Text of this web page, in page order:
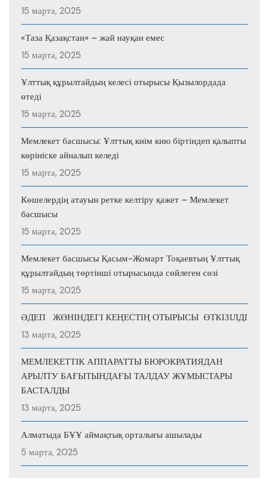
15 марта, 2025
«Таза Қазақстан» – жай науқан емес
15 марта, 2025
Ұлттық құрылтайдың келесі отырысы Қызылордада
өтеді
15 марта, 2025
Мемлекет басшысы: Ұлттық киім кию біртіндеп қалыпты
көрініске айналып келеді
15 марта, 2025
Көшелердің атауын ретке келтіру қажет – Мемлекет
басшысы
15 марта, 2025
Мемлекет басшысы Қасым-Жомарт Тоқаевтың Ұлттық
құрылтайдың төртінші отырысында сөйлеген сөзі
15 марта, 2025
ӘДЕП ЖӨНІНДЕГІ КЕҢЕСТІҢ ОТЫРЫСЫ ӨТКІЗІЛДІ
13 марта, 2025
МЕМЛЕКЕТТІК АППАРАТТЫ БЮРОКРАТИЯДАН
АРЫЛТУ БАҒЫТЫНДАҒЫ ТАЛДАУ ЖҰМЫСТАРЫ
БАСТАЛДЫ
13 марта, 2025
Алматыда БҰҰ аймақтық орталығы ашылады
5 марта, 2025